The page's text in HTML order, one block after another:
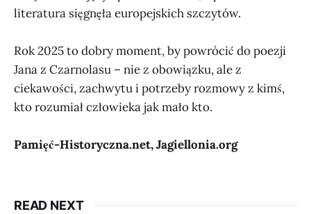
literatura sięgnęła europejskich szczytów.
Rok 2025 to dobry moment, by powrócić do poezji
Jana z Czarnolasu – nie z obowiązku, ale z
ciekawości, zachwytu i potrzeby rozmowy z kimś,
kto rozumiał człowieka jak mało kto.
Pamięć-Historyczna.net, Jagiellonia.org
READ NEXT